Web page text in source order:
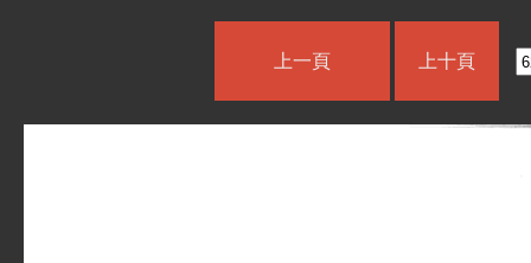
上一頁 上十頁